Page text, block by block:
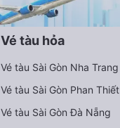
Vé tàu hỏa
Vé tàu Sài Gòn Nha Trang
Vé tàu Sài Gòn Phan Thiết
Vé tàu Sài Gòn Đà Nẵng